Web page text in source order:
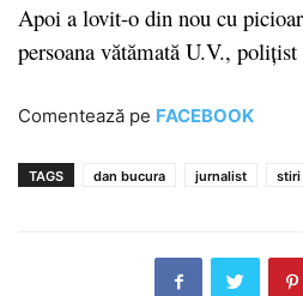
Apoi a lovit-o din nou cu
persoana vătămată U.V.,
Comentează pe FACEBOOK
TAGS dan bucura jurnalist stiri